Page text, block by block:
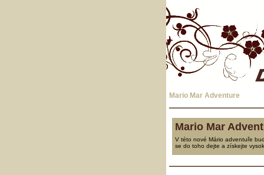
Mario Mar Adventure
Mario Mar
V této nové Mário adventuře
se do toho dejte a získejte